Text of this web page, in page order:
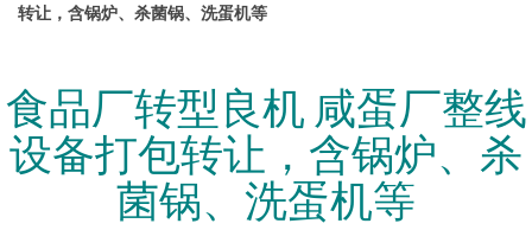
转让，含锅炉、杀菌锅、洗蛋机等
食品厂转型良机 咸蛋厂整线
设备打包转让，含锅炉、杀
菌锅、洗蛋机等